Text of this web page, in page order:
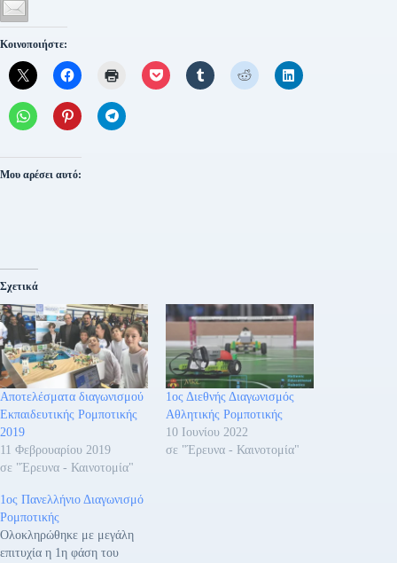
Κοινοποιήστε:
Μου αρέσει αυτό:
Σχετικά
Αποτελέσματα διαγωνισμού
Εκπαιδευτικής Ρομποτικής
2019
11 Φεβρουαρίου 2019
σε "Έρευνα - Καινοτομία"
1ος Διεθνής Διαγωνισμός
Αθλητικής Ρομποτικής
10 Ιουνίου 2022
σε "Έρευνα - Καινοτομία"
1ος Πανελλήνιο Διαγωνισμό
Ρομποτικής
Ολοκληρώθηκε με μεγάλη
επιτυχία η 1η φάση του